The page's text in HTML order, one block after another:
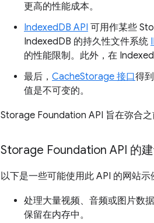
更高的性能成本。
IndexedDB API 可用作某些
IndexedDB 的持久性文件系统
的性能限制。此外，在
最后， CacheStorage 接口得
值是不可变的。
Storage Foundation API 旨在弥合之
Storage Foundation API 的
以下是一些可能使用此 API 的网站示
处理大量视频、音频或图片数
保留在内存中。